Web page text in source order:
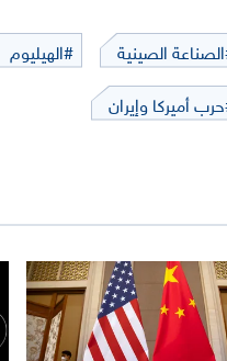
الصينية #الهيليوم
أميركا وإيران